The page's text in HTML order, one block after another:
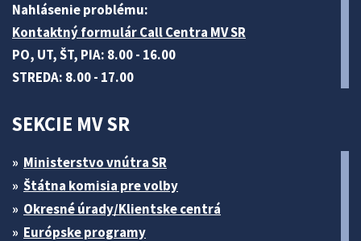
Nahlásenie problému:
Kontaktný formulár Call Centra MV SR
PO, UT, ŠT, PIA: 8.00 - 16.00
STREDA: 8.00 - 17.00
SEKCIE MV SR
Ministerstvo vnútra SR
Štátna komisia pre volby
Okresné úrady/Klientske centrá
Európske programy